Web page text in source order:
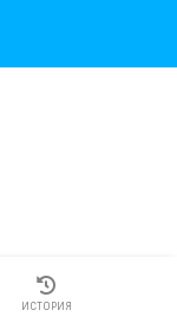
ИСТОРИЯ